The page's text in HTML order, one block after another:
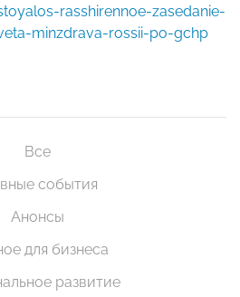
rasshirennoe-zasedanie-
minzdrava-rossii-po-gchp
Все
события
Анонсы
для бизнеса
развитие